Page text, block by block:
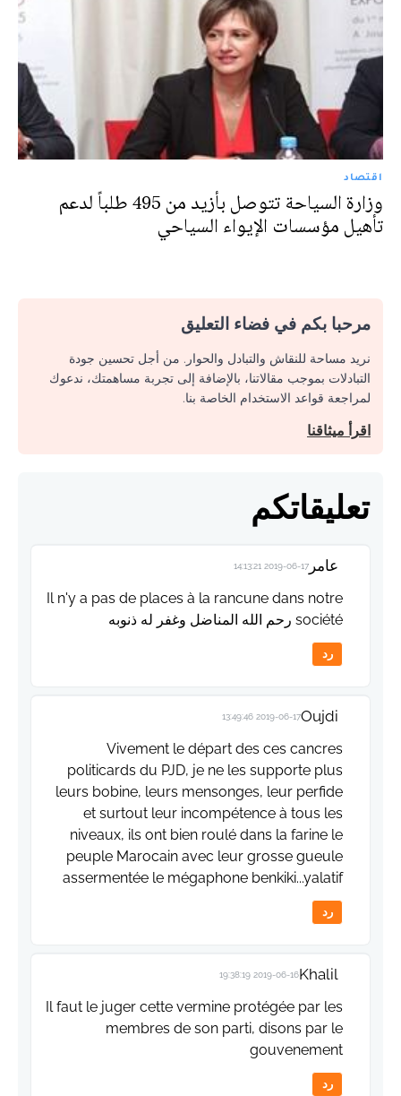
اقتصاد
وزارة السياحة تتوصل بأزيد من 495 طلباً لدعم
تأهيل مؤسسات الإيواء السياحي
مرحبا بكم في فضاء التعليق
نريد مساحة للنقاش والتبادل والحوار. من أجل تحسين جودة
التبادلات بموجب مقالاتنا، بالإضافة إلى تجربة مساهمتك، ندعوك
لمراجعة قواعد الاستخدام الخاصة بنا.
اقرأ ميثاقنا
تعليقاتكم
عامر 2019-06-17 14:13:21
Il n'y a pas de places à la rancune dans notre
société رحم الله المناضل وغفر له ذنوبه
رد
Oujdi
2019-06-17 13:49:46
Vivement le départ des ces cancres
politicards du PJD, je ne les supporte plus
leurs bobine, leurs mensonges, leur perfide
et surtout leur incompétence à tous les
niveaux, ils ont bien roulé dans la farine le
peuple Marocain avec leur grosse gueule
assermentée le mégaphone benkiki...yalatif
رد
Khalil
2019-06-16 19:38:19
Il faut le juger cette vermine protégée par les
membres de son parti, disons par le
gouvenement
رد